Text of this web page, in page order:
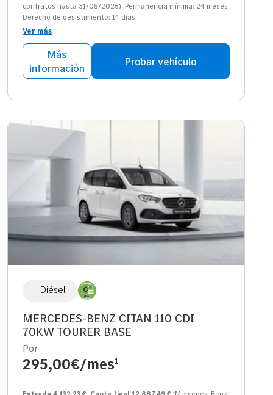
contratos hasta 31/05/2026). Permanencia mínima: 24 meses.
Derecho de desistimiento: 14 días.
Ver más
Más
información
Probar vehículo
Diésel
MERCEDES-BENZ CITAN 110 CDI
70KW TOURER BASE
Por
295,00€/mes1